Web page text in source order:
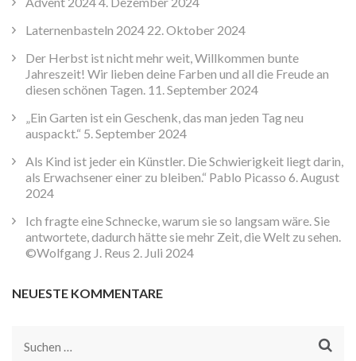
Laternenbasteln 2024 22. Oktober 2024
Der Herbst ist nicht mehr weit, Willkommen bunte
Jahreszeit! Wir lieben deine Farben und all die Freude an
diesen schönen Tagen. 11. September 2024
„Ein Garten ist ein Geschenk, das man jeden Tag neu
auspackt.“ 5. September 2024
Als Kind ist jeder ein Künstler. Die Schwierigkeit liegt darin,
als Erwachsener einer zu bleiben.“ Pablo Picasso 6. August
2024
Ich fragte eine Schnecke, warum sie so langsam wäre. Sie
antwortete, dadurch hätte sie mehr Zeit, die Welt zu sehen.
©Wolfgang J. Reus 2. Juli 2024
NEUESTE KOMMENTARE
Suchen